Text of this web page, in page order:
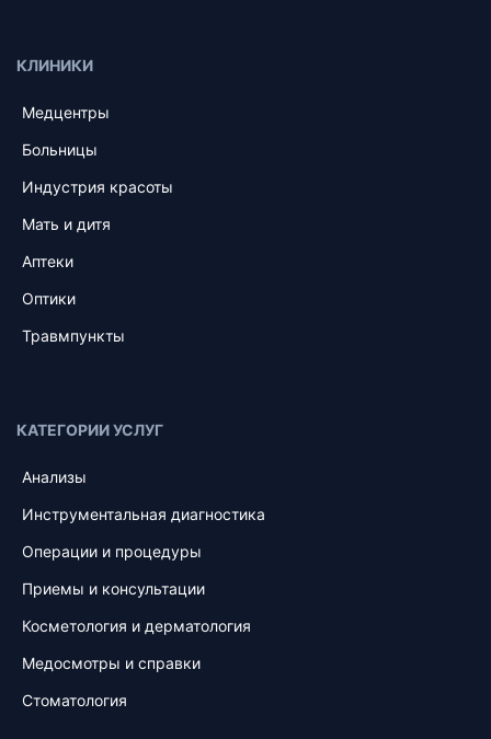
КЛИНИКИ
Медцентры
Больницы
Индустрия красоты
Мать и дитя
Аптеки
Оптики
Травмпункты
КАТЕГОРИИ УСЛУГ
Анализы
Инструментальная диагностика
Операции и процедуры
Приемы и консультации
Косметология и дерматология
Медосмотры и справки
Стоматология